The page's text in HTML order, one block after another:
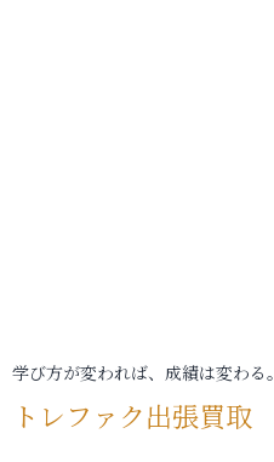
学び方が変われば、成績は変わる。
トレファク出張買取